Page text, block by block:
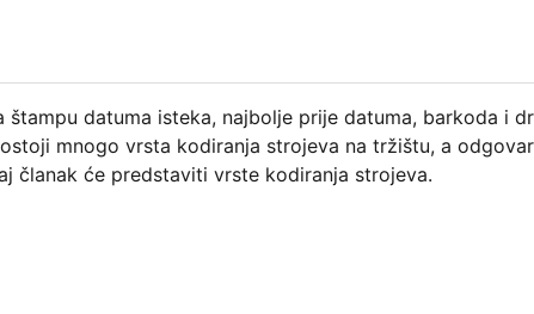
štampu datuma isteka, najbolje prije datuma, barkoda i
mnogo vrsta kodiranja strojeva na tržištu, a
članak će predstaviti vrste kodiranja strojeva.